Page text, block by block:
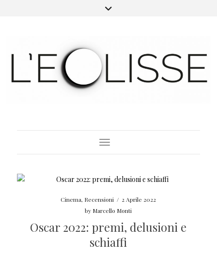
Toggle Navigation
Cinema, Recensioni / 2 Aprile 2022
by Marcello Monti
Oscar 2022: premi, delusioni e
schiaffi